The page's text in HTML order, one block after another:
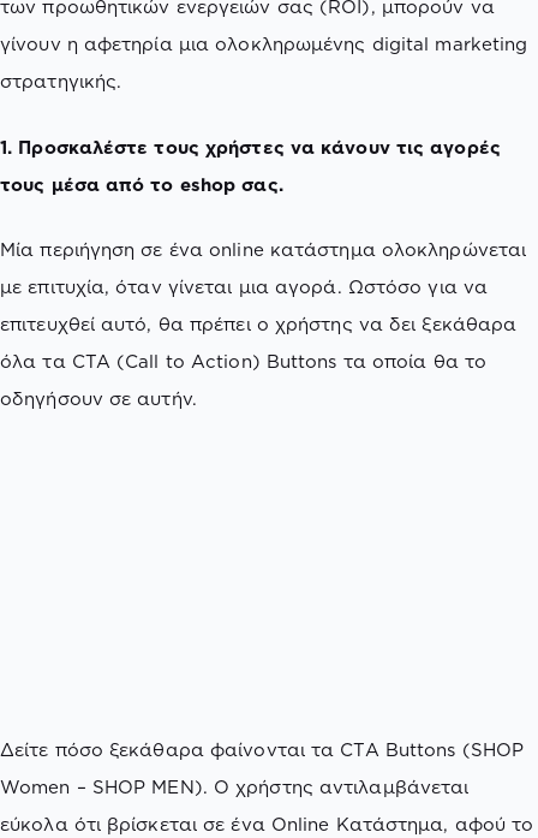
των προωθητικών ενεργειών σας (ROI), μπορούν να
γίνουν η αφετηρία μια ολοκληρωμένης digital marketing
στρατηγικής.
1. Προσκαλέστε τους χρήστες να κάνουν τις αγορές
τους μέσα από το eshop σας.
Μία περιήγηση σε ένα online κατάστημα ολοκληρώνεται
με επιτυχία, όταν γίνεται μια αγορά. Ωστόσο για να
επιτευχθεί αυτό, θα πρέπει ο χρήστης να δει ξεκάθαρα
όλα τα CTA (Call to Action) Buttons τα οποία θα το
οδηγήσουν σε αυτήν.
Δείτε πόσο ξεκάθαρα φαίνονται τα CTA Buttons (SHOP
Women – SHOP MEN). Ο χρήστης αντιλαμβάνεται
εύκολα ότι βρίσκεται σε ένα Online Κατάστημα, αφού το